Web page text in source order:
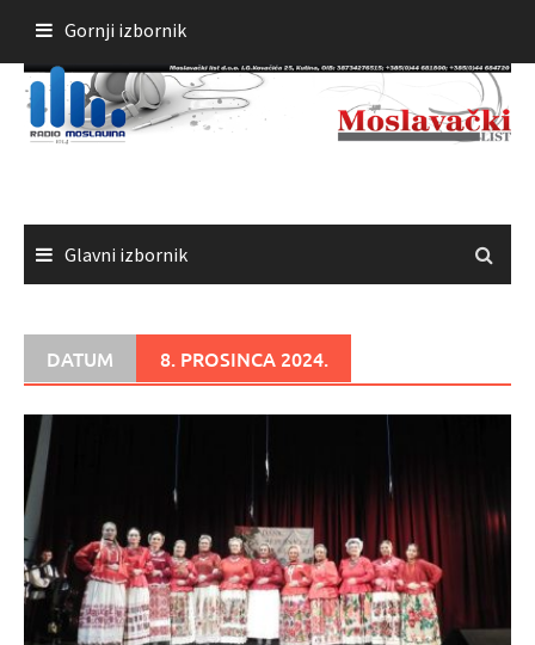
sadržaja
Gornji izbornik
Glavni izbornik
DATUM 8. PROSINCA 2024.